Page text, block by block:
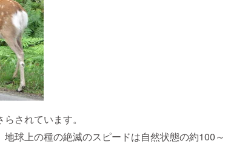
されています。
球上の種の絶滅のスピードは自然状態の約100～